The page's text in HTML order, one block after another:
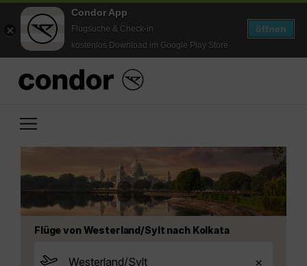
Condor App
Flugsuche & Check-in
kostenlos Download im Google Play Store
öffnen
Flüge von Westerland/Sylt nach Kolkata